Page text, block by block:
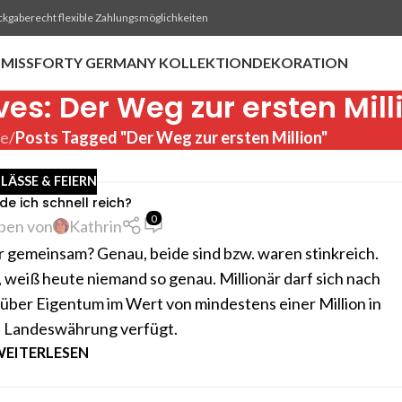
flexible Zahlungsmöglichkeiten
MISSFORTY GERMANY KOLLEKTIONDEKORATION
Der Weg zur ersten
/Posts Tagged "Der Weg zur ersten Million"
& FEIERN
ich schnell reich?
von Kathrin 0
Genau, beide sind bzw. waren stinkreich.
heute niemand so genau. Millionär darf sich nach
Eigentum im Wert von mindestens einer Million in
verfügt.